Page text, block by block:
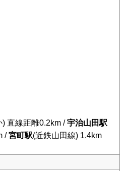
直線距離0.2km /宇治山田駅
/宮町駅(近鉄山田線) 1.4km